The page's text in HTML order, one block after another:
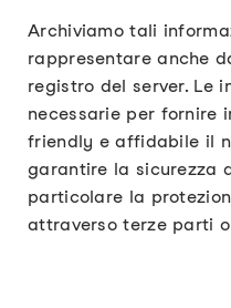
Archiviamo tali
rappresentare anche
registro del server. Le
necessarie per fornire
friendly e affidabile il
garantire la sicurezza
particolare la
attraverso terze parti